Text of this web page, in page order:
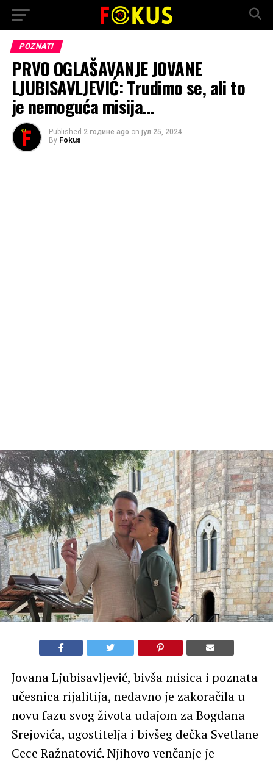
POZNATI
PRVO OGLAŠAVANJE JOVANE
LJUBISAVLJEVIĆ: Trudimo se, ali to
je nemoguća misija…
Published 2 године ago on јул 25, 2024
By Fokus
Jovana Ljubisavljević, bivša misica i poznata
učesnica rijalitija, nedavno je zakoračila u
novu fazu svog života udajom za Bogdana
Srejovića, ugostitelja i bivšeg dečka Svetlane
Cece Ražnatović. Njihovo venčanje je